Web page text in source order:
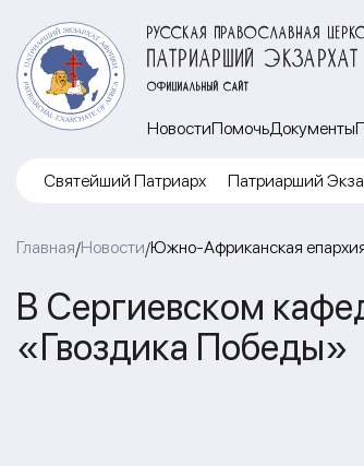
РУССКАЯ ПРАВОСЛАВНАЯ
ПАТРИАРШИЙ
ОФИЦИАЛЬНЫЙ САЙТ
НовостиПомочьДокументы
Cвятейший Патриарх Патриарший
Главная/Новости/Южно-Африканская
В Сергиевском
«Гвоздика Победы»